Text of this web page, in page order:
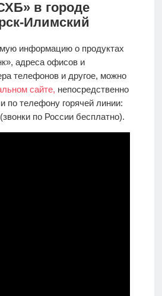
в городе
Илимский
информацию о продуктах
адреса офисов и
телефонов и другое, можно
сайте, непосредственно
по телефону горячей линии:
по России бесплатно).